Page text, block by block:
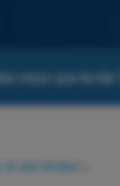
vous une école ?
et ses limites